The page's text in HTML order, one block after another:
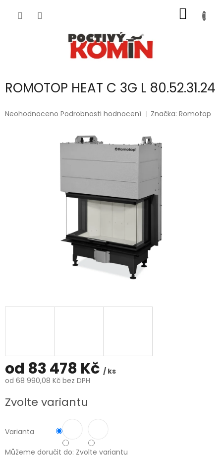
KOŠÍK
ROMOTOP HEAT C 3G L 80.52.31.24
Průměrné
Neohodnoceno Podrobnosti hodnocení Značka:Romotop
od 83 478 Kč / ks
od 68 990,08 Kč bez DPH
cena:
Zvolte variantu
Varianta
Můžeme doručit do: Zvolte variantu